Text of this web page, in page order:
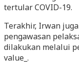
tertular COVID-19.
Terakhir, Irwan
pengawasan
dilakukan melalui
value_.